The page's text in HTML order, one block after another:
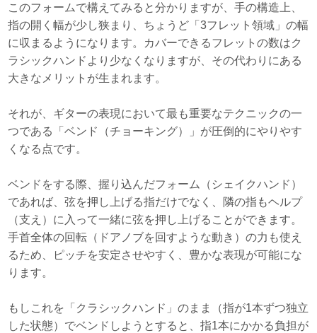
このフォームで構えてみると分かりますが、手の構造上、
指の開く幅が少し狭まり、ちょうど「3フレット領域」の幅
に収まるようになります。カバーできるフレットの数はク
ラシックハンドより少なくなりますが、その代わりにある
大きなメリットが生まれます。
それが、ギターの表現において最も重要なテクニックの一
つである「ベンド（チョーキング）」が圧倒的にやりやす
くなる点です。
ベンドをする際、握り込んだフォーム（シェイクハンド）
であれば、弦を押し上げる指だけでなく、隣の指もヘルプ
（支え）に入って一緒に弦を押し上げることができます。
手首全体の回転（ドアノブを回すような動き）の力も使え
るため、ピッチを安定させやすく、豊かな表現が可能にな
ります。
もしこれを「クラシックハンド」のまま（指が1本ずつ独立
した状態）でベンドしようとすると、指1本にかかる負担が